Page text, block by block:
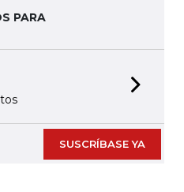
PARA
SUSCRÍBASE YA